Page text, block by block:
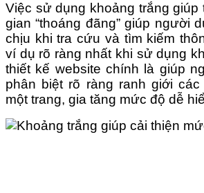
Việc sử dụng khoảng trắng giúp
gian “thoáng đãng” giúp người
chịu khi tra cứu và tìm kiếm
ví dụ rõ ràng nhất khi sử dụng
thiết kế website chính là giúp
phân biệt rõ ràng ranh giới
một trang, gia tăng mức độ dễ